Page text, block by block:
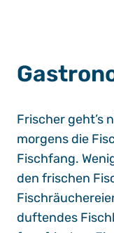
Frischer geht’s
morgens die
Fischfang.
den frischen
duftendes